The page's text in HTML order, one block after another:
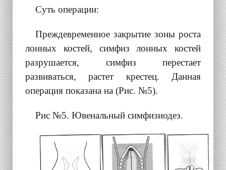
Суть операции:
Преждевременное закрытие зоны роста
лонных костей, симфиз лонных костей
разрушается, симфиз перестает
развиваться, растет крестец. Данная
операция показана на (Рис. №5).
Рис №5. Ювенальный симфизиодез.